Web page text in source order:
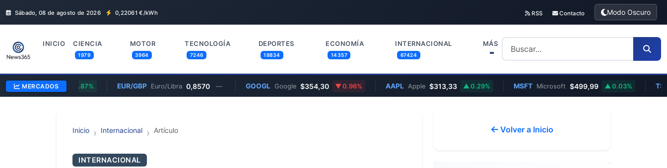
Sábado, 08 de agosto de 2026 0,22061 €/kWh RSS Contacto Modo Oscuro
INICIO CIENCIA
1979
MOTOR
3964
TECNOLOGÍA
7246
DEPORTES
18834
ECONOMÍA
14357
INTERNACIONAL
67424
MÁS
MERCADOS
1,1600 0.87% EUR/GBP Euro/Libra 0,8570 — GOOGL Google $354,30 0.96% Apple $313,33 0.29% Microsoft $499,99 0.03%
Inicio Internacional Artículo
INTERNACIONAL
Volver a Inicio